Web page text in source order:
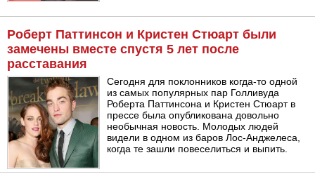
Роберт Паттинсон и Кристен Стюарт были
замечены вместе спустя 5 лет после
расставания
Сегодня для поклонников когда-то одной
из самых популярных пар Голливуда
Роберта Паттинсона и Кристен Стюарт в
прессе была опубликована довольно
необычная новость. Молодых людей
видели в одном из баров Лос-Анджелеса,
когда те зашли повеселиться и выпить.